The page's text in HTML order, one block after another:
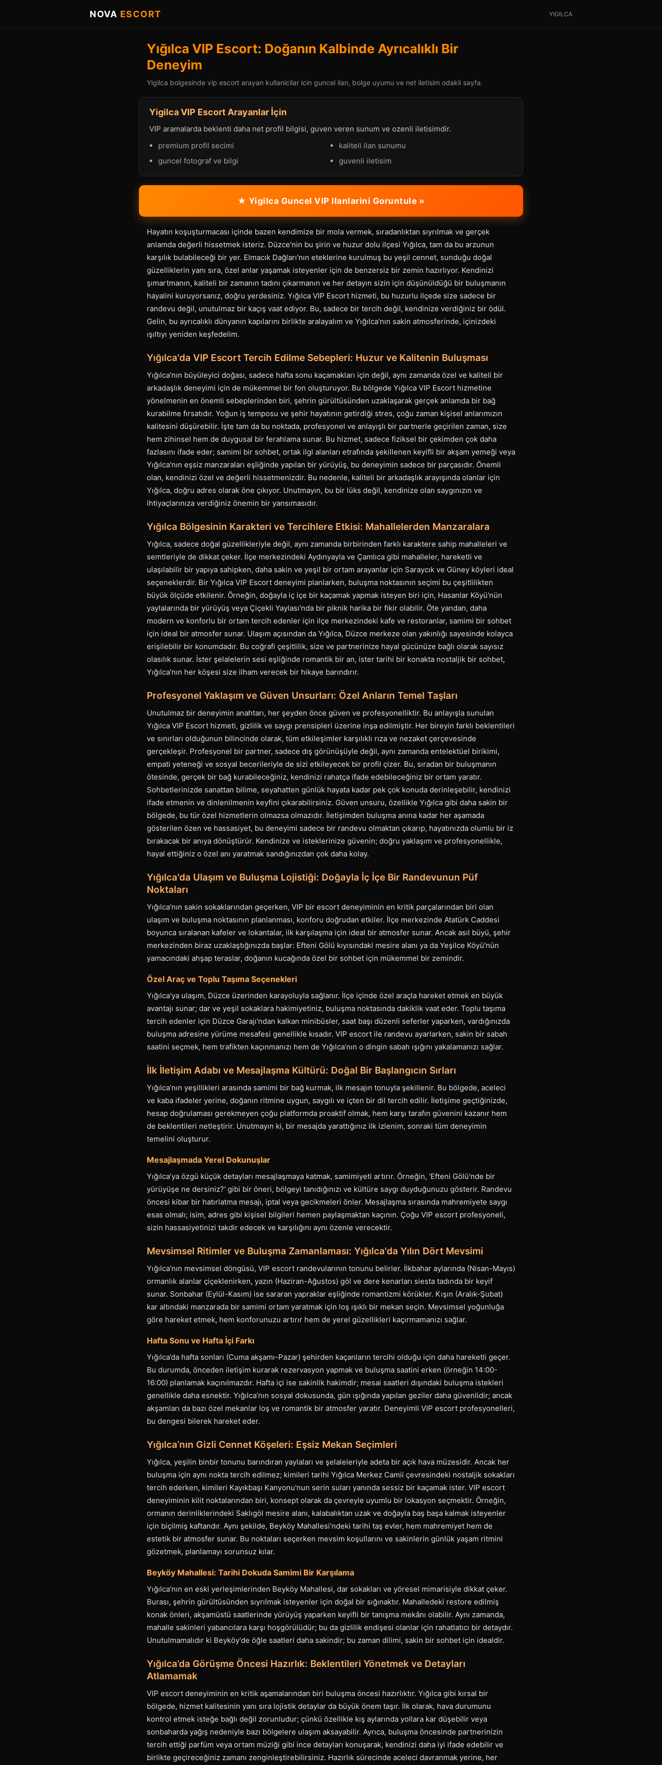
NOVA ESCORT YIGILCA
Yığılca VIP Escort: Doğanın Kalbinde Ayrıcalıklı Bir
Deneyim
Yigilca bolgesinde vip escort arayan kullanicilar icin guncel ilan, bolge uyumu ve net iletisim odakli sayfa.
Yigilca VIP Escort Arayanlar İçin
VIP aramalarda beklenti daha net profil bilgisi, guven veren sunum ve ozenli iletisimdir.
premium profil secimi
kaliteli ilan sunumu
guncel fotograf ve bilgi
guvenli iletisim
★ Yigilca Guncel VIP Ilanlarini Goruntule »
Hayatın koşuşturmacası içinde bazen kendimize bir mola vermek, sıradanlıktan sıyrılmak ve gerçek
anlamda değerli hissetmek isteriz. Düzce'nin bu şirin ve huzur dolu ilçesi Yığılca, tam da bu arzunun
karşılık bulabileceği bir yer. Elmacık Dağları'nın eteklerine kurulmuş bu yeşil cennet, sunduğu doğal
güzelliklerin yanı sıra, özel anlar yaşamak isteyenler için de benzersiz bir zemin hazırlıyor. Kendinizi
şımartmanın, kaliteli bir zamanın tadını çıkarmanın ve her detayın sizin için düşünüldüğü bir buluşmanın
hayalini kuruyorsanız, doğru yerdesiniz. Yığılca VIP Escort hizmeti, bu huzurlu ilçede size sadece bir
randevu değil, unutulmaz bir kaçış vaat ediyor. Bu, sadece bir tercih değil, kendinize verdiğiniz bir ödül.
Gelin, bu ayrıcalıklı dünyanın kapılarını birlikte aralayalım ve Yığılca'nın sakin atmosferinde, içinizdeki
ışıltıyı yeniden keşfedelim.
Yığılca'da VIP Escort Tercih Edilme Sebepleri: Huzur ve Kalitenin Buluşması
Yığılca'nın büyüleyici doğası, sadece hafta sonu kaçamakları için değil, aynı zamanda özel ve kaliteli bir
arkadaşlık deneyimi için de mükemmel bir fon oluşturuyor. Bu bölgede Yığılca VIP Escort hizmetine
yönelmenin en önemli sebeplerinden biri, şehrin gürültüsünden uzaklaşarak gerçek anlamda bir bağ
kurabilme fırsatıdır. Yoğun iş temposu ve şehir hayatının getirdiği stres, çoğu zaman kişisel anlarımızın
kalitesini düşürebilir. İşte tam da bu noktada, profesyonel ve anlayışlı bir partnerle geçirilen zaman, size
hem zihinsel hem de duygusal bir ferahlama sunar. Bu hizmet, sadece fiziksel bir çekimden çok daha
fazlasını ifade eder; samimi bir sohbet, ortak ilgi alanları etrafında şekillenen keyifli bir akşam yemeği veya
Yığılca'nın eşsiz manzaraları eşliğinde yapılan bir yürüyüş, bu deneyimin sadece bir parçasıdır. Önemli
olan, kendinizi özel ve değerli hissetmenizdir. Bu nedenle, kaliteli bir arkadaşlık arayışında olanlar için
Yığılca, doğru adres olarak öne çıkıyor. Unutmayın, bu bir lüks değil, kendinize olan saygınızın ve
ihtiyaçlarınıza verdiğiniz önemin bir yansımasıdır.
Yığılca Bölgesinin Karakteri ve Tercihlere Etkisi: Mahallelerden Manzaralara
Yığılca, sadece doğal güzellikleriyle değil, aynı zamanda birbirinden farklı karaktere sahip mahalleleri ve
semtleriyle de dikkat çeker. İlçe merkezindeki Aydınyayla ve Çamlıca gibi mahalleler, hareketli ve
ulaşılabilir bir yapıya sahipken, daha sakin ve yeşil bir ortam arayanlar için Saraycık ve Güney köyleri ideal
seçeneklerdir. Bir Yığılca VIP Escort deneyimi planlarken, buluşma noktasının seçimi bu çeşitlilikten
büyük ölçüde etkilenir. Örneğin, doğayla iç içe bir kaçamak yapmak isteyen biri için, Hasanlar Köyü'nün
yaylalarında bir yürüyüş veya Çiçekli Yaylası'nda bir piknik harika bir fikir olabilir. Öte yandan, daha
modern ve konforlu bir ortam tercih edenler için ilçe merkezindeki kafe ve restoranlar, samimi bir sohbet
için ideal bir atmosfer sunar. Ulaşım açısından da Yığılca, Düzce merkeze olan yakınlığı sayesinde kolayca
erişilebilir bir konumdadır. Bu coğrafi çeşitlilik, size ve partnerinize hayal gücünüze bağlı olarak sayısız
olasılık sunar. İster şelalelerin sesi eşliğinde romantik bir an, ister tarihi bir konakta nostaljik bir sohbet,
Yığılca'nın her köşesi size ilham verecek bir hikaye barındırır.
Profesyonel Yaklaşım ve Güven Unsurları: Özel Anların Temel Taşları
Unutulmaz bir deneyimin anahtarı, her şeyden önce güven ve profesyonelliktir. Bu anlayışla sunulan
Yığılca VIP Escort hizmeti, gizlilik ve saygı prensipleri üzerine inşa edilmiştir. Her bireyin farklı beklentileri
ve sınırları olduğunun bilincinde olarak, tüm etkileşimler karşılıklı rıza ve nezaket çerçevesinde
gerçekleşir. Profesyonel bir partner, sadece dış görünüşüyle değil, aynı zamanda entelektüel birikimi,
empati yeteneği ve sosyal becerileriyle de sizi etkileyecek bir profil çizer. Bu, sıradan bir buluşmanın
ötesinde, gerçek bir bağ kurabileceğiniz, kendinizi rahatça ifade edebileceğiniz bir ortam yaratır.
Sohbetlerinizde sanattan bilime, seyahatten günlük hayata kadar pek çok konuda derinleşebilir, kendinizi
ifade etmenin ve dinlenilmenin keyfini çıkarabilirsiniz. Güven unsuru, özellikle Yığılca gibi daha sakin bir
bölgede, bu tür özel hizmetlerin olmazsa olmazıdır. İletişimden buluşma anına kadar her aşamada
gösterilen özen ve hassasiyet, bu deneyimi sadece bir randevu olmaktan çıkarıp, hayatınızda olumlu bir iz
bırakacak bir anıya dönüştürür. Kendinize ve isteklerinize güvenin; doğru yaklaşım ve profesyonellikle,
hayal ettiğiniz o özel anı yaratmak sandığınızdan çok daha kolay.
Yığılca'da Ulaşım ve Buluşma Lojistiği: Doğayla İç İçe Bir Randevunun Püf
Noktaları
Yığılca'nın sakin sokaklarından geçerken, VIP bir escort deneyiminin en kritik parçalarından biri olan
ulaşım ve buluşma noktasının planlanması, konforu doğrudan etkiler. İlçe merkezinde Atatürk Caddesi
boyunca sıralanan kafeler ve lokantalar, ilk karşılaşma için ideal bir atmosfer sunar. Ancak asıl büyü, şehir
merkezinden biraz uzaklaştığınızda başlar: Efteni Gölü kıyısındaki mesire alanı ya da Yeşilce Köyü'nün
yamacındaki ahşap teraslar, doğanın kucağında özel bir sohbet için mükemmel bir zemindir.
Özel Araç ve Toplu Taşıma Seçenekleri
Yığılca'ya ulaşım, Düzce üzerinden karayoluyla sağlanır. İlçe içinde özel araçla hareket etmek en büyük
avantajı sunar; dar ve yeşil sokaklara hakimiyetiniz, buluşma noktasında dakiklik vaat eder. Toplu taşıma
tercih edenler için Düzce Garajı'ndan kalkan minibüsler, saat başı düzenli seferler yaparken, vardığınızda
buluşma adresine yürüme mesafesi genellikle kısadır. VIP escort ile randevu ayarlarken, sakin bir sabah
saatini seçmek, hem trafikten kaçınmanızı hem de Yığılca’nın o dingin sabah ışığını yakalamanızı sağlar.
İlk İletişim Adabı ve Mesajlaşma Kültürü: Doğal Bir Başlangıcın Sırları
Yığılca’nın yeşillikleri arasında samimi bir bağ kurmak, ilk mesajın tonuyla şekillenir. Bu bölgede, aceleci
ve kaba ifadeler yerine, doğanın ritmine uygun, saygılı ve içten bir dil tercih edilir. İletişime geçtiğinizde,
hesap doğrulaması gerekmeyen çoğu platformda proaktif olmak, hem karşı tarafın güvenini kazanır hem
de beklentileri netleştirir. Unutmayın ki, bir mesajda yarattığınız ilk izlenim, sonraki tüm deneyimin
temelini oluşturur.
Mesajlaşmada Yerel Dokunuşlar
Yığılca’ya özgü küçük detayları mesajlaşmaya katmak, samimiyeti artırır. Örneğin, 'Efteni Gölü'nde bir
yürüyüşe ne dersiniz?' gibi bir öneri, bölgeyi tanıdığınızı ve kültüre saygı duyduğunuzu gösterir. Randevu
öncesi kibar bir hatırlatma mesajı, iptal veya gecikmeleri önler. Mesajlaşma sırasında mahremiyete saygı
esas olmalı; isim, adres gibi kişisel bilgileri hemen paylaşmaktan kaçının. Çoğu VIP escort profesyoneli,
sizin hassasiyetinizi takdir edecek ve karşılığını aynı özenle verecektir.
Mevsimsel Ritimler ve Buluşma Zamanlaması: Yığılca'da Yılın Dört Mevsimi
Yığılca’nın mevsimsel döngüsü, VIP escort randevularının tonunu belirler. İlkbahar aylarında (Nisan-Mayıs)
ormanlık alanlar çiçeklenirken, yazın (Haziran-Ağustos) göl ve dere kenarları siesta tadında bir keyif
sunar. Sonbahar (Eylül-Kasım) ise sararan yapraklar eşliğinde romantizmi körükler. Kışın (Aralık-Şubat)
kar altındaki manzarada bir samimi ortam yaratmak için loş ışıklı bir mekan seçin. Mevsimsel yoğunluğa
göre hareket etmek, hem konforunuzu artırır hem de yerel güzellikleri kaçırmamanızı sağlar.
Hafta Sonu ve Hafta İçi Farkı
Yığılca’da hafta sonları (Cuma akşamı-Pazar) şehirden kaçanların tercihi olduğu için daha hareketli geçer.
Bu durumda, önceden iletişim kurarak rezervasyon yapmak ve buluşma saatini erken (örneğin 14:00-
16:00) planlamak kaçınılmazdır. Hafta içi ise sakinlik hakimdir; mesai saatleri dışındaki buluşma istekleri
genellikle daha esnektir. Yığılca’nın sosyal dokusunda, gün ışığında yapılan geziler daha güvenlidir; ancak
akşamları da bazı özel mekanlar loş ve romantik bir atmosfer yaratır. Deneyimli VIP escort profesyonelleri,
bu dengesi bilerek hareket eder.
Yığılca’nın Gizli Cennet Köşeleri: Eşsiz Mekan Seçimleri
Yığılca, yeşilin binbir tonunu barındıran yaylaları ve şelaleleriyle adeta bir açık hava müzesidir. Ancak her
buluşma için aynı nokta tercih edilmez; kimileri tarihi Yığılca Merkez Camii çevresindeki nostaljik sokakları
tercih ederken, kimileri Kayıkbaşı Kanyonu'nun serin suları yanında sessiz bir kaçamak ister. VIP escort
deneyiminin kilit noktalarından biri, konsept olarak da çevreyle uyumlu bir lokasyon seçmektir. Örneğin,
ormanın derinliklerindeki Saklıgöl mesire alanı, kalabalıktan uzak ve doğayla baş başa kalmak isteyenler
için biçilmiş kaftandır. Aynı şekilde, Beyköy Mahallesi’ndeki tarihi taş evler, hem mahremiyet hem de
estetik bir atmosfer sunar. Bu noktaları seçerken mevsim koşullarını ve sakinlerin günlük yaşam ritmini
gözetmek, planlamayı sorunsuz kılar.
Beyköy Mahallesi: Tarihi Dokuda Samimi Bir Karşılama
Yığılca'nın en eski yerleşimlerinden Beyköy Mahallesi, dar sokakları ve yöresel mimarisiyle dikkat çeker.
Burası, şehrin gürültüsünden sıyrılmak isteyenler için doğal bir sığınaktır. Mahalledeki restore edilmiş
konak önleri, akşamüstü saatlerinde yürüyüş yaparken keyifli bir tanışma mekânı olabilir. Aynı zamanda,
mahalle sakinleri yabancılara karşı hoşgörülüdür; bu da gizlilik endişesi olanlar için rahatlatıcı bir detaydır.
Unutulmamalıdır ki Beyköy'de öğle saatleri daha sakindir; bu zaman dilimi, sakin bir sohbet için idealdir.
Yığılca’da Görüşme Öncesi Hazırlık: Beklentileri Yönetmek ve Detayları
Atlamamak
VIP escort deneyiminin en kritik aşamalarından biri buluşma öncesi hazırlıktır. Yığılca gibi kırsal bir
bölgede, hizmet kalitesinin yanı sıra lojistik detaylar da büyük önem taşır. İlk olarak, hava durumunu
kontrol etmek isteğe bağlı değil zorunludur; çünkü özellikle kış aylarında yollara kar düşebilir veya
sonbaharda yağış nedeniyle bazı bölgelere ulaşım aksayabilir. Ayrıca, buluşma öncesinde partnerinizin
tercih ettiği parfüm veya ortam müziği gibi ince detayları konuşarak, kendinizi daha iyi ifade edebilir ve
birlikte geçireceğiniz zamanı zenginleştirebilirsiniz. Hazırlık sürecinde aceleci davranmak yerine, her